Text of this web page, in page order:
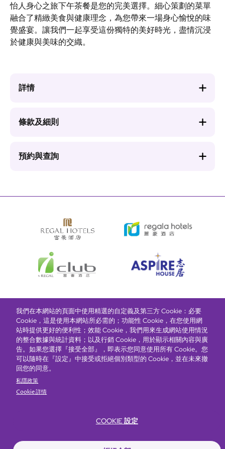
怡人身心之旅下午茶餐是您的完美選擇。細心策劃的菜單
融合了精緻美食與健康理念，為您帶來一場身心愉悅的味
覺盛宴。讓我們一起享受這份獨特的美好時光，盡情沉浸
於健康與美味的交織。
詳情
條款及細則
預約與查詢
富豪酒店主頁關於我們推廣及優惠住宿獎勵計劃
Footer無障礙聲明私隱聲明Cookie政策網站使用條款
搶先一步，掌握最新資訊！
我們在本網站的頁面中使用精選的自定義及第三方 Cookie：必要
Cookie，這是使用本網站所必需的；功能性 Cookie，在您使用網
站時提供更好的便利性；效能 Cookie，我們用來生成網站使用情況
的整合數據與統計資料；以及行銷 Cookie，用於顯示相關內容與廣
告。如果您選擇『接受全部』，即表示您同意使用所有 Cookie。您
可以隨時在『設定』中接受或拒絕個別類型的 Cookie，並在未來撤
回您的同意。
私隱政策
Cookie 詳情
COOKIE 設定